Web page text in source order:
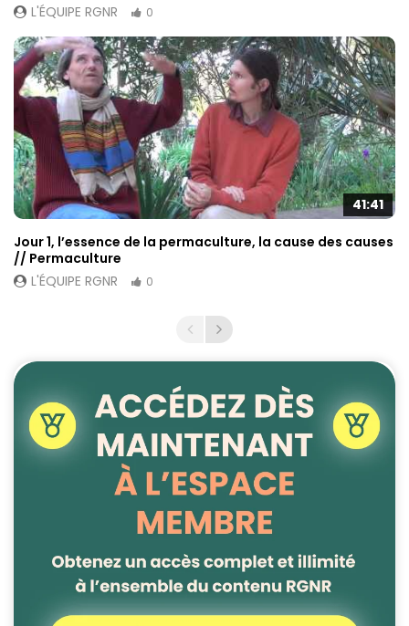
L'ÉQUIPE RGNR
0
41:41
Jour 1, l’essence de la permaculture, la cause des causes
// Permaculture
L'ÉQUIPE RGNR
0